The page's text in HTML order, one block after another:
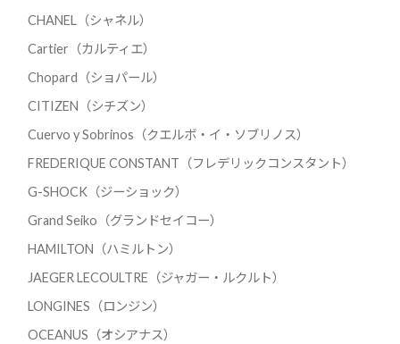
CHANEL（シャネル）
Cartier（カルティエ）
Chopard（ショパール）
CITIZEN（シチズン）
Cuervo y Sobrinos（クエルボ・イ・ソブリノス）
FREDERIQUE CONSTANT（フレデリックコンスタント）
G-SHOCK（ジーショック）
Grand Seiko（グランドセイコー）
HAMILTON（ハミルトン）
JAEGER LECOULTRE（ジャガー・ルクルト）
LONGINES（ロンジン）
OCEANUS（オシアナス）